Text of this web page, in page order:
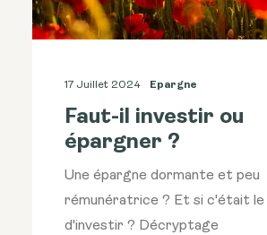
17 Juillet 2024 Epargne
Faut-il investir ou
épargner ?
Une épargne dormante et peu
rémunératrice ? Et si c'était le
d'investir ? Décryptage